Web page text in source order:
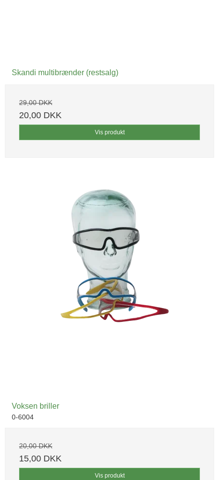
Skandi multibrænder (restsalg)
29,00 DKK
20,00 DKK
Vis produkt
Voksen briller
0-6004
20,00 DKK
15,00 DKK
Vis produkt